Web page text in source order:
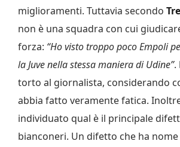
miglioramenti. Tuttavia secondo
non è una squadra con cui
forza: “Ho visto troppo poco Empoli
la Juve nella stessa maniera di Udine”.
torto al giornalista, considerando
abbia fatto veramente fatica.
individuato qual è il principale
bianconeri. Un difetto che ha